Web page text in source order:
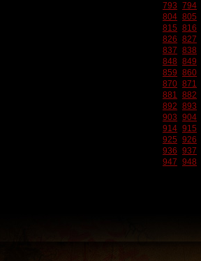
793 794
804 805
815 816
826 827
837 838
848 849
859 860
870 871
881 882
892 893
903 904
914 915
925 926
936 937
947 948